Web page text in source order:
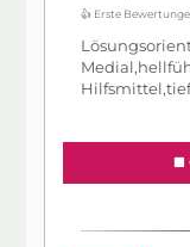
👍 Erste